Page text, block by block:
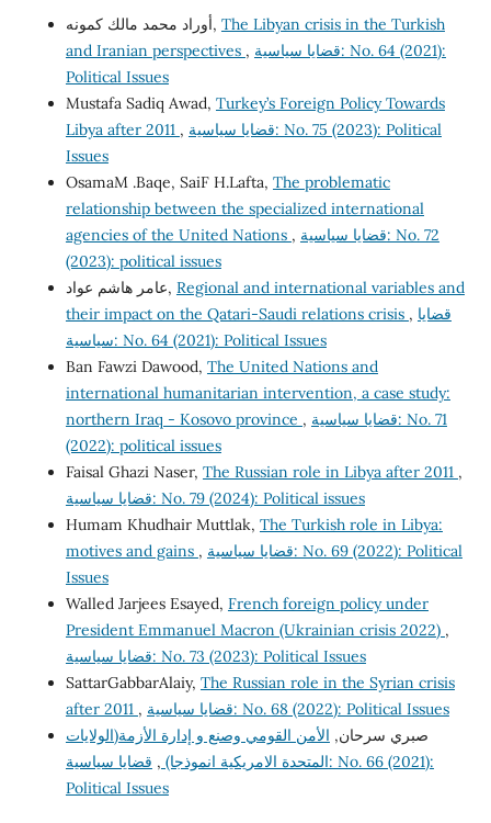
أوراد محمد مالك كمونه, The Libyan crisis in the Turkish
and Iranian perspectives , قضايا سياسية: No. 64 (2021):
Political Issues
Mustafa Sadiq Awad, Turkey’s Foreign Policy Towards
Libya after 2011 , قضايا سياسية: No. 75 (2023): Political
Issues
OsamaM .Baqe, SaiF H.Lafta, The problematic
relationship between the specialized international
agencies of the United Nations , قضايا سياسية: No. 72
(2023): political issues
عامر هاشم عواد, Regional and international variables and
their impact on the Qatari-Saudi relations crisis , قضايا
سياسية: No. 64 (2021): Political Issues
Ban Fawzi Dawood, The United Nations and
international humanitarian intervention, a case study:
northern Iraq - Kosovo province , قضايا سياسية: No. 71
(2022): political issues
Faisal Ghazi Naser, The Russian role in Libya after 2011 ,
قضايا سياسية: No. 79 (2024): Political issues
Humam Khudhair Muttlak, The Turkish role in Libya:
motives and gains , قضايا سياسية: No. 69 (2022): Political
Issues
Walled Jarjees Esayed, French foreign policy under
President Emmanuel Macron (Ukrainian crisis 2022) ,
قضايا سياسية: No. 73 (2023): Political Issues
SattarGabbarAlaiy, The Russian role in the Syrian crisis
after 2011 ,
قضايا سياسية: No. 68 (2022): Political Issues
صبري سرحان, الأمن القومي وصنع و إدارة الأزمة(الولايات
المتحدة الامريكية انموذجا) , قضايا سياسية: No. 66 (2021):
Political Issues